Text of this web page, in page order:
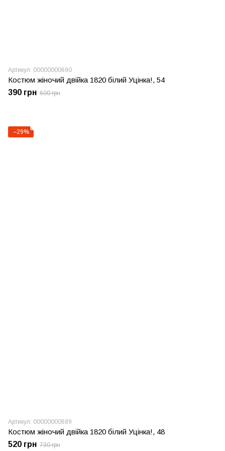
Артикул: 00000000690
Костюм жіночий двійка 1820 білий Уцінка!, 54
390 грн 600 грн
−29%
Артикул: 00000000689
Костюм жіночий двійка 1820 білий Уцінка!, 48
520 грн 730 грн